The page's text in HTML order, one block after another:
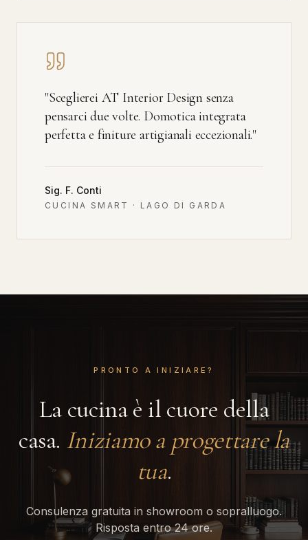
"Sceglierei AT Interior Design senza
pensarci due volte. Domotica integrata
perfetta e finiture artigianali eccezionali."
Sig. F. Conti
CUCINA SMART · LAGO DI GARDA
PRONTO A INIZIARE?
La cucina è il cuore della
casa. Iniziamo a progettare la
tua.
Consulenza gratuita in showroom o sopralluogo.
Risposta entro 24 ore.